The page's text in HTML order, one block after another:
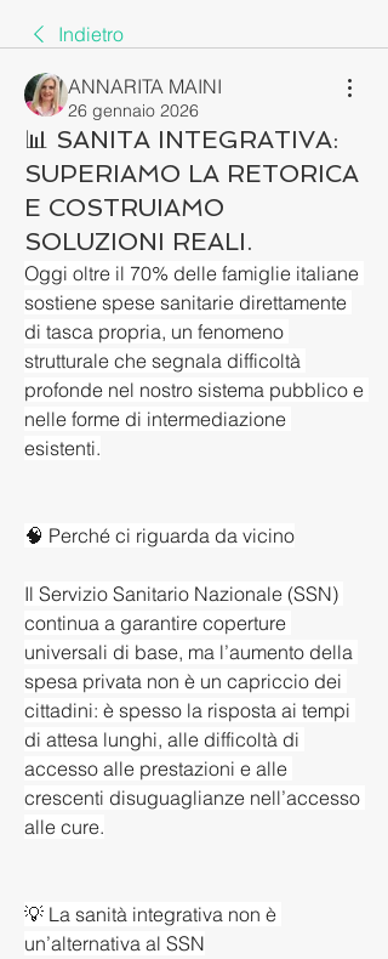
Indietro
ANNARITA MAINI
26 gennaio 2026
📊 SANITA INTEGRATIVA:
SUPERIAMO LA RETORICA
E COSTRUIAMO
SOLUZIONI REALI.
Oggi oltre il 70% delle famiglie italiane
sostiene spese sanitarie direttamente
di tasca propria, un fenomeno
strutturale che segnala difficoltà
profonde nel nostro sistema pubblico e
nelle forme di intermediazione
esistenti.
🧠 Perché ci riguarda da vicino
Il Servizio Sanitario Nazionale (SSN)
continua a garantire coperture
universali di base, ma l’aumento della
spesa privata non è un capriccio dei
cittadini: è spesso la risposta ai tempi
di attesa lunghi, alle difficoltà di
accesso alle prestazioni e alle
crescenti disuguaglianze nell’accesso
alle cure.
💡 La sanità integrativa non è
un’alternativa al SSN